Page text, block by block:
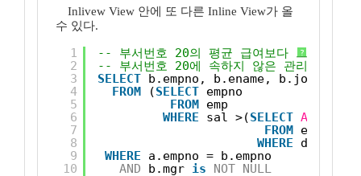
Inlivew View 안에 또 다른 Inline View가 올
수 있다.
?
1
2
3
4
5
6
7
8
9
10
-- 부서번호 20의 평균 급여보다 크고,
-- 부서번호 20에 속하지 않은 관리자를 조
SELECT b.empno, b.ename, b.job,
FROM
(SELECT empno
FROM emp
WHERE
sal >(SELECT AVG
FROM emp
WHERE
deptno
WHERE
a.empno = b.empno
AND
b.mgr is NOT NULL